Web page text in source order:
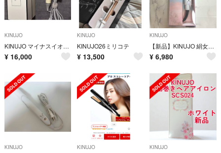
KINUJO
KINUJO マイナスイオンヘアドライヤー キヌージョ KH201
¥ 16,000
KINUJO
KINUJO26ミリコテ
¥ 13,500
KINUJO
【新品】KINUJO 絹女シルクプレートミニアイロン DG085
¥ 6,980
KINUJO KINUJO KINUJO